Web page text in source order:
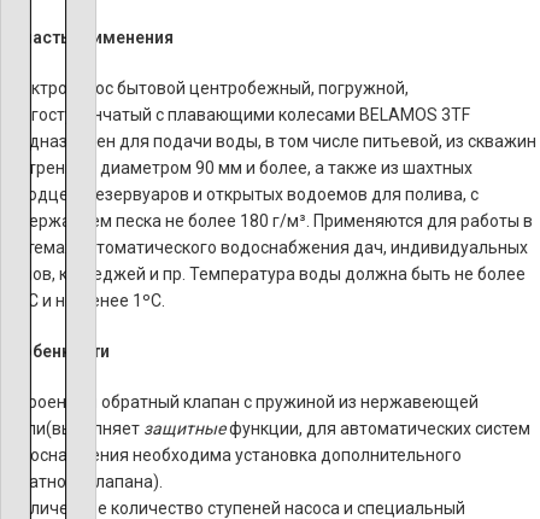
Область применения
Электронасос бытовой центробежный, погружной,
многоступенчатый c плавающими колесами BELAMOS 3TF
предназначен для подачи воды, в том числе питьевой, из скважин
внутренним диаметром 90 мм и более, а также из шахтных
колодцев, резервуаров и открытых водоемов для полива, с
содержанием песка не более 180 г/м³. Применяются для работы в
системах автоматического водоснабжения дач, индивидуальных
домов, коттеджей и пр. Температура воды должна быть не более
35ºС и не менее 1ºС.
Особенности
Встроенный обратный клапан с пружиной из нержавеющей
стали(выполняет защитныефункции, для автоматических систем
водоснабжения необходима установка дополнительного
обратного клапана).
Увеличенное количество ступеней насоса и специальный